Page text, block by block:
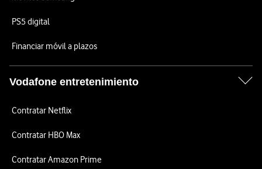
PS5 digital
Financiar móvil a plazos
Vodafone entretenimiento
Contratar Netflix
Contratar HBO Max
Contratar Amazon Prime